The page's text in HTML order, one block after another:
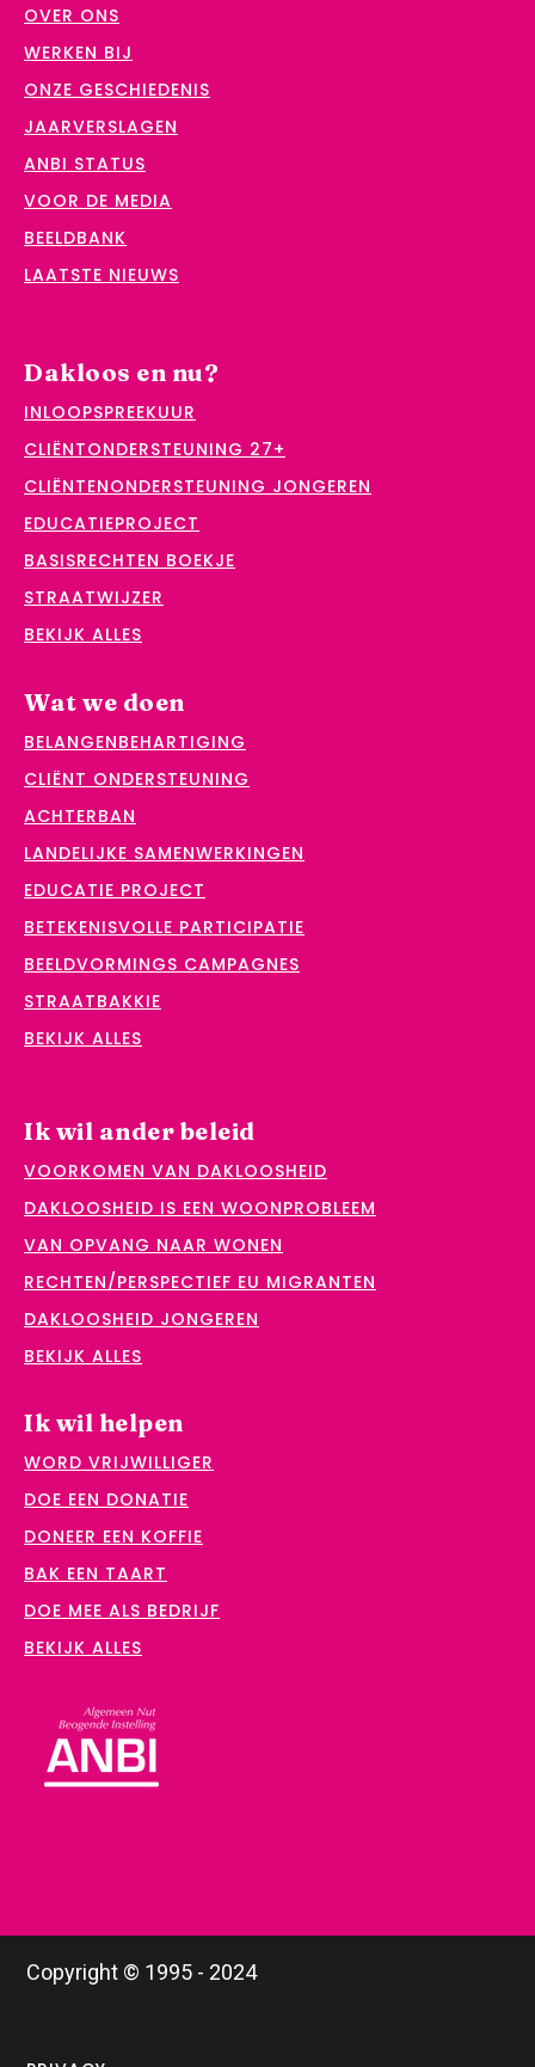
OVER ONS
WERKEN BIJ
ONZE GESCHIEDENIS
JAARVERSLAGEN
ANBI STATUS
VOOR DE MEDIA
BEELDBANK
LAATSTE NIEUWS
Dakloos en nu?
INLOOPSPREEKUUR
CLIËNTONDERSTEUNING 27+
CLIËNTENONDERSTEUNING JONGEREN
EDUCATIEPROJECT
BASISRECHTEN BOEKJE
STRAATWIJZER
BEKIJK ALLES
Wat we doen
BELANGENBEHARTIGING
CLIËNT ONDERSTEUNING
ACHTERBAN
LANDELIJKE SAMENWERKINGEN
EDUCATIE PROJECT
BETEKENISVOLLE PARTICIPATIE
BEELDVORMINGS CAMPAGNES
STRAATBAKKIE
BEKIJK ALLES
Ik wil ander beleid
VOORKOMEN VAN DAKLOOSHEID
DAKLOOSHEID IS EEN WOONPROBLEEM
VAN OPVANG NAAR WONEN
RECHTEN/PERSPECTIEF EU MIGRANTEN
DAKLOOSHEID JONGEREN
BEKIJK ALLES
Ik wil helpen
WORD VRIJWILLIGER
DOE EEN DONATIE
DONEER EEN KOFFIE
BAK EEN TAART
DOE MEE ALS BEDRIJF
BEKIJK ALLES
Copyright © 1995 - 2024